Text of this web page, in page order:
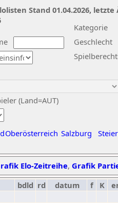
Kategorie
Geschlecht
(Land=AUT)
Oberösterreich Salzburg
Stand 01.04.2026,
Elo-Zeitreihe, Grafik
bdld rd datum f K